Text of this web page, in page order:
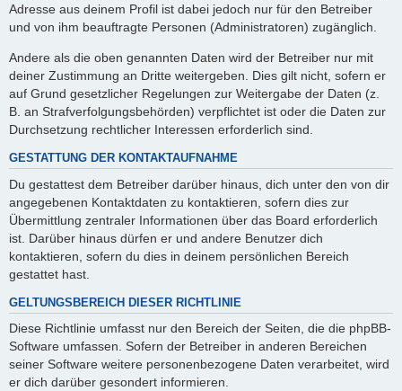
Adresse aus deinem Profil ist dabei jedoch nur für den Betreiber
und von ihm beauftragte Personen (Administratoren) zugänglich.
Andere als die oben genannten Daten wird der Betreiber nur mit
deiner Zustimmung an Dritte weitergeben. Dies gilt nicht, sofern er
auf Grund gesetzlicher Regelungen zur Weitergabe der Daten (z.
B. an Strafverfolgungsbehörden) verpflichtet ist oder die Daten zur
Durchsetzung rechtlicher Interessen erforderlich sind.
GESTATTUNG DER KONTAKTAUFNAHME
Du gestattest dem Betreiber darüber hinaus, dich unter den von dir
angegebenen Kontaktdaten zu kontaktieren, sofern dies zur
Übermittlung zentraler Informationen über das Board erforderlich
ist. Darüber hinaus dürfen er und andere Benutzer dich
kontaktieren, sofern du dies in deinem persönlichen Bereich
gestattet hast.
GELTUNGSBEREICH DIESER RICHTLINIE
Diese Richtlinie umfasst nur den Bereich der Seiten, die die phpBB-
Software umfassen. Sofern der Betreiber in anderen Bereichen
seiner Software weitere personenbezogene Daten verarbeitet, wird
er dich darüber gesondert informieren.